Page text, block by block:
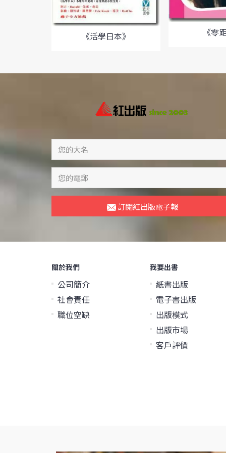
《活學日本》 《零
訂閱紅出版電子報
關於我們
公司簡介
社會責任
職位空缺
我要出書
紙書出版
電子書出版
出版模式
出版市場
客戶評價